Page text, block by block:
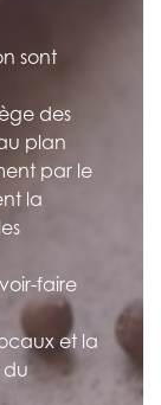
sont
des
plan
par le
la
faire
et la
du